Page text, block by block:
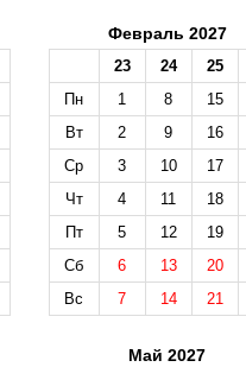
Февраль 2027
23 24
25
Пн
1 8
15
Вт
2 9
16
Ср
3 10
17
Чт
4 11
18
Пт
5 12
19
Сб
6 13
20
Вс
7 14 21
Май 2027